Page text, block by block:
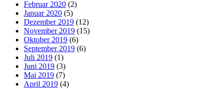
Februar 2020 (2)
Januar 2020 (5)
Dezember 2019 (12)
November 2019 (15)
Oktober 2019 (6)
September 2019 (6)
Juli 2019 (1)
Juni 2019 (3)
Mai 2019 (7)
April 2019 (4)